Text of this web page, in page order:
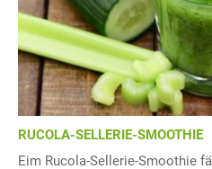
RUCOLA-SELLERIE-SMOOTHIE
Eim Rucola-Sellerie-Smoothie